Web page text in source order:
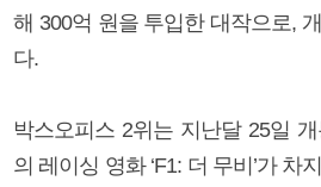
해 300억 원을 투입한 대작으로,
다.
박스오피스 2위는 지난달 25일
의 레이싱 영화 ‘F1: 더 무비’가 차